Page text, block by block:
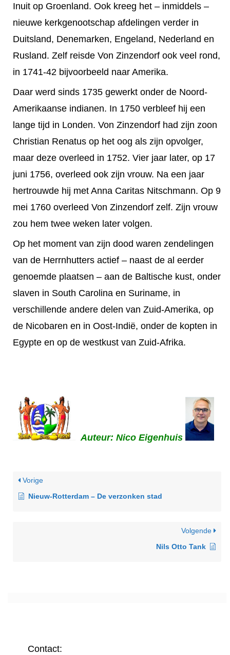
Inuit op Groenland. Ook kreeg het – inmiddels –
nieuwe kerkgenootschap afdelingen verder in
Duitsland, Denemarken, Engeland, Nederland en
Rusland. Zelf reisde Von Zinzendorf ook veel rond,
in 1741-42 bijvoorbeeld naar Amerika.
Daar werd sinds 1735 gewerkt onder de Noord-
Amerikaanse indianen. In 1750 verbleef hij een
lange tijd in Londen. Von Zinzendorf had zijn zoon
Christian Renatus op het oog als zijn opvolger,
maar deze overleed in 1752. Vier jaar later, op 17
juni 1756, overleed ook zijn vrouw. Na een jaar
hertrouwde hij met Anna Caritas Nitschmann. Op 9
mei 1760 overleed Von Zinzendorf zelf. Zijn vrouw
zou hem twee weken later volgen.
Op het moment van zijn dood waren zendelingen
van de Herrnhutters actief – naast de al eerder
genoemde plaatsen – aan de Baltische kust, onder
slaven in South Carolina en Suriname, in
verschillende andere delen van Zuid-Amerika, op
de Nicobaren en in Oost-Indië, onder de kopten in
Egypte en op de westkust van Zuid-Afrika.
Auteur: Nico Eigenhuis
Vorige
Nieuw-Rotterdam – De verzonken stad
Volgende
Nils Otto Tank
Contact: